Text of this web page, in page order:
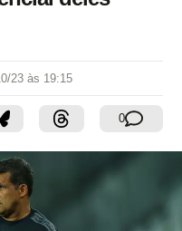
23 às 19:15
0